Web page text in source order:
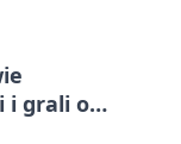
i grali o